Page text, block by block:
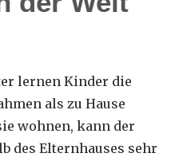
lernen Kinder die
als zu Hause
wohnen, kann der
des Elternhauses sehr